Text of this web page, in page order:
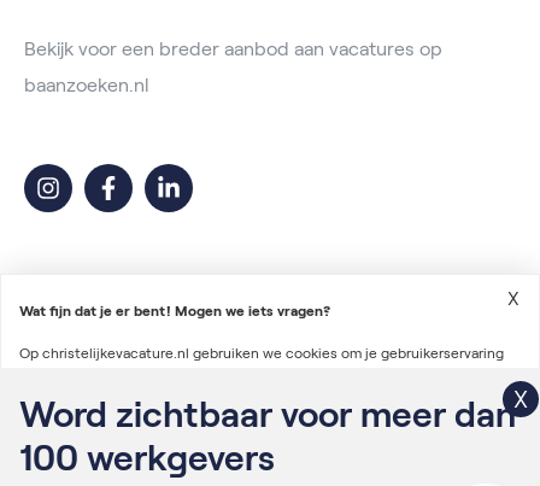
Bekijk voor een breder aanbod aan vacatures op
baanzoeken.nl
2026 © Christelijke Vacature
Voorwaarden vacatureplaatsing
Algemene voorwaarden
Wat fijn dat je er bent! Mogen we iets vragen?
Op christelijkevacature.nl gebruiken we cookies om je gebruikerservaring
te verbeteren en advertenties te personaliseren. We gebruiken ook cookies
om gegevens te verzamelen voor het personaliseren van content en het
meten van de effectiviteit van onze advertenties via derde partijen.
X
Word zichtbaar voor meer dan
100 werkgevers